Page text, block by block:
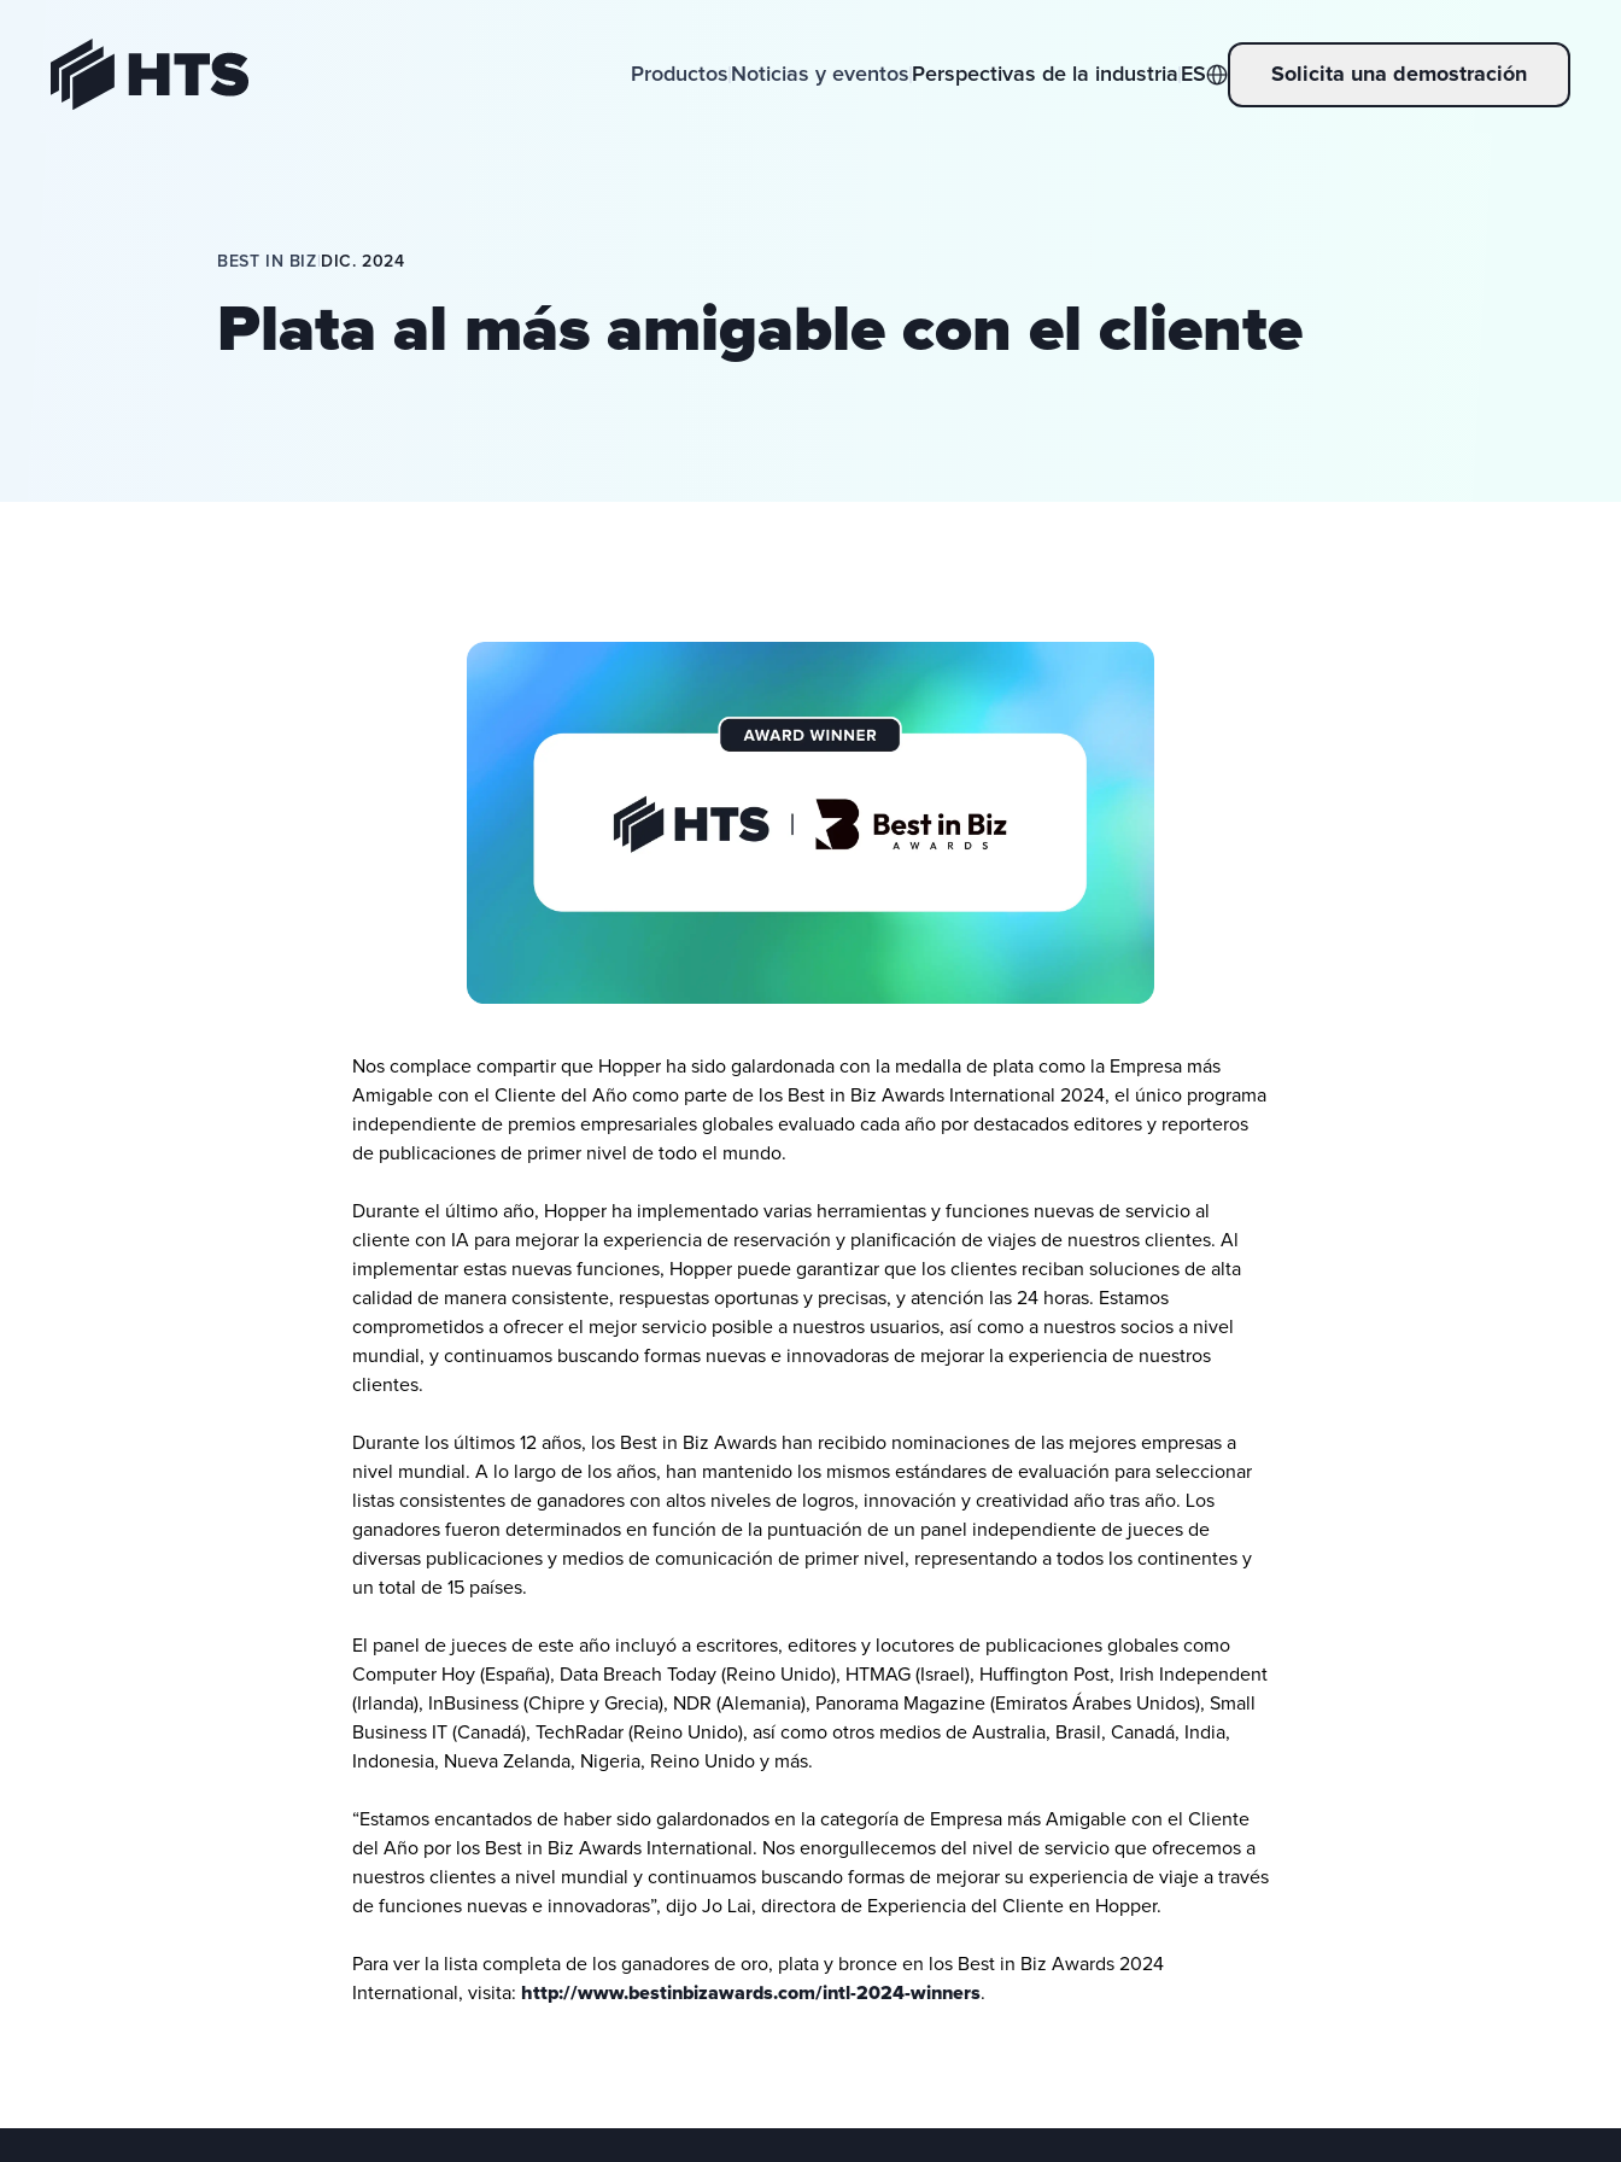
Productos Noticias y eventos Perspectivas de la industria ES Solicita una demostración
BEST IN BIZ DIC. 2024
Plata al más amigable con el cliente
Nos complace compartir que Hopper ha sido galardonada con la medalla de plata como la Empresa más
Amigable con el Cliente del Año como parte de los Best in Biz Awards International 2024, el único programa
independiente de premios empresariales globales evaluado cada año por destacados editores y reporteros
de publicaciones de primer nivel de todo el mundo.
Durante el último año, Hopper ha implementado varias herramientas y funciones nuevas de servicio al
cliente con IA para mejorar la experiencia de reservación y planificación de viajes de nuestros clientes. Al
implementar estas nuevas funciones, Hopper puede garantizar que los clientes reciban soluciones de alta
calidad de manera consistente, respuestas oportunas y precisas, y atención las 24 horas. Estamos
comprometidos a ofrecer el mejor servicio posible a nuestros usuarios, así como a nuestros socios a nivel
mundial, y continuamos buscando formas nuevas e innovadoras de mejorar la experiencia de nuestros
clientes.
Durante los últimos 12 años, los Best in Biz Awards han recibido nominaciones de las mejores empresas a
nivel mundial. A lo largo de los años, han mantenido los mismos estándares de evaluación para seleccionar
listas consistentes de ganadores con altos niveles de logros, innovación y creatividad año tras año. Los
ganadores fueron determinados en función de la puntuación de un panel independiente de jueces de
diversas publicaciones y medios de comunicación de primer nivel, representando a todos los continentes y
un total de 15 países.
El panel de jueces de este año incluyó a escritores, editores y locutores de publicaciones globales como
Computer Hoy (España), Data Breach Today (Reino Unido), HTMAG (Israel), Huffington Post, Irish Independent
(Irlanda), InBusiness (Chipre y Grecia), NDR (Alemania), Panorama Magazine (Emiratos Árabes Unidos), Small
Business IT (Canadá), TechRadar (Reino Unido), así como otros medios de Australia, Brasil, Canadá, India,
Indonesia, Nueva Zelanda, Nigeria, Reino Unido y más.
“Estamos encantados de haber sido galardonados en la categoría de Empresa más Amigable con el Cliente
del Año por los Best in Biz Awards International. Nos enorgullecemos del nivel de servicio que ofrecemos a
nuestros clientes a nivel mundial y continuamos buscando formas de mejorar su experiencia de viaje a través
de funciones nuevas e innovadoras”, dijo Jo Lai, directora de Experiencia del Cliente en Hopper.
Para ver la lista completa de los ganadores de oro, plata y bronce en los Best in Biz Awards 2024
International, visita: http://www.bestinbizawards.com/intl-2024-winners.